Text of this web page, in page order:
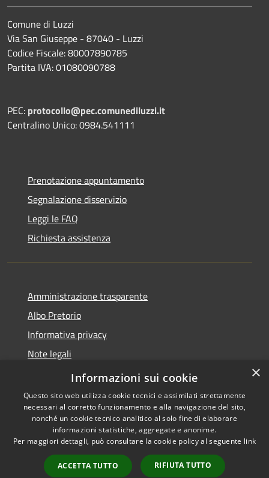
Comune di Luzzi
Via San Giuseppe - 87040 - Luzzi
Codice Fiscale: 80007890785
Partita IVA: 01080090788
PEC: protocollo@pec.comunediluzzi.it
Centralino Unico: 0984.541111
Prenotazione appuntamento
Segnalazione disservizio
Leggi le FAQ
Richiesta assistenza
Amministrazione trasparente
Albo Pretorio
Informativa privacy
Note legali
Dichiarazione di accessibilità
Accessibilità
Copyright © 2026 • Comune di
Luzzi • Powered by
Municipium•
Accesso
×
Informazioni sui cookie
Questo sito web utilizza cookie tecnici e assimilati strettamente
necessari al corretto funzionamento e alla navigazione del sito,
nonché un cookie tecnico analitico al solo fine di elaborare
informazioni statistiche, aggregate e anonime.
Per maggiori dettagli, può consultare la cookie policy al seguente link
ACCETTA TUTTO RIFIUTA TUTTO